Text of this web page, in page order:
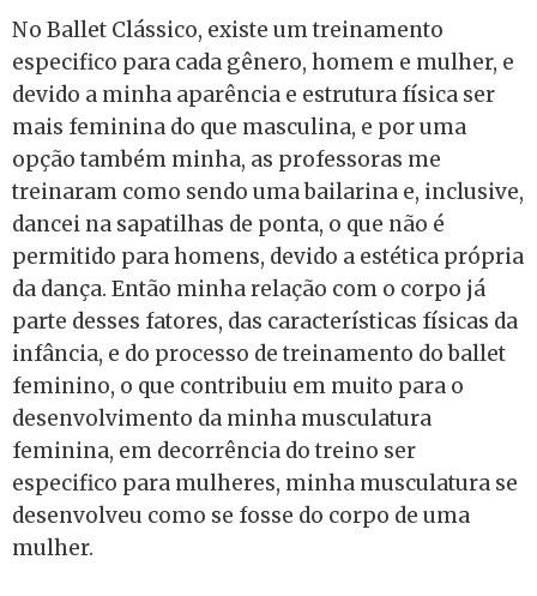
No Ballet Clássico, existe um treinamento
especifico para cada gênero, homem e mulher, e
devido a minha aparência e estrutura física ser
mais feminina do que masculina, e por uma
opção também minha, as professoras me
treinaram como sendo uma bailarina e, inclusive,
dancei na sapatilhas de ponta, o que não é
permitido para homens, devido a estética própria
da dança. Então minha relação com o corpo já
parte desses fatores, das características físicas da
infância, e do processo de treinamento do ballet
feminino, o que contribuiu em muito para o
desenvolvimento da minha musculatura
feminina, em decorrência do treino ser
especifico para mulheres, minha musculatura se
desenvolveu como se fosse do corpo de uma
mulher.